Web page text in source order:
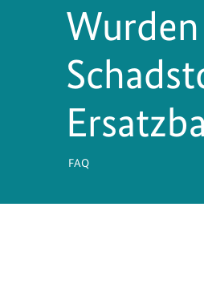
nukleare
Sicherheit
FAQ